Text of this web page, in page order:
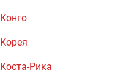
Конго
Корея
Коста-Рика